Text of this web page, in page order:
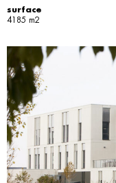
surface
4185 m2